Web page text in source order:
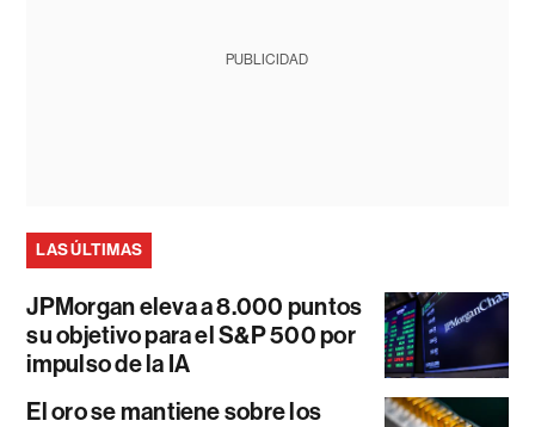
PUBLICIDAD
LAS ÚLTIMAS
JPMorgan eleva a 8.000 puntos
su objetivo para el S&P 500 por
impulso de la IA
El oro se mantiene sobre los